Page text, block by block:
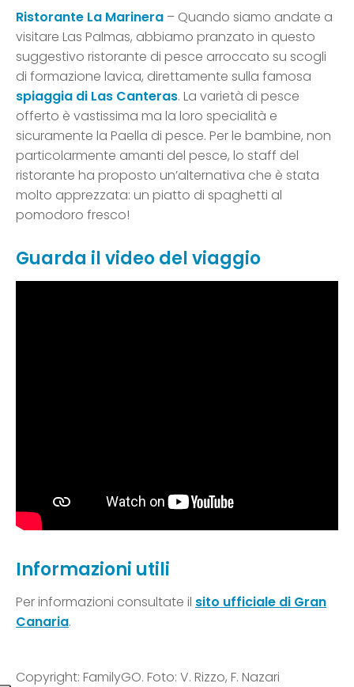
Ristorante La Marinera – Quando siamo andate a
visitare Las Palmas, abbiamo pranzato in questo
suggestivo ristorante di pesce arroccato su scogli
di formazione lavica, direttamente sulla famosa
spiaggia di Las Canteras. La varietà di pesce
offerto è vastissima ma la loro specialità e
sicuramente la Paella di pesce. Per le bambine, non
particolarmente amanti del pesce, lo staff del
ristorante ha proposto un’alternativa che è stata
molto apprezzata: un piatto di spaghetti al
pomodoro fresco!
Guarda il video del viaggio
Informazioni utili
Per informazioni consultate il sito ufficiale di Gran
Canaria.
Copyright: FamilyGO. Foto: V. Rizzo, F. Nazari